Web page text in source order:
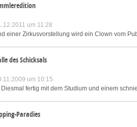
um 11:28
einer Zirkusvorstellung wird ein Clown vom
des Schicksals
um 10:15
fertig mit dem Studium und einem
Paradies